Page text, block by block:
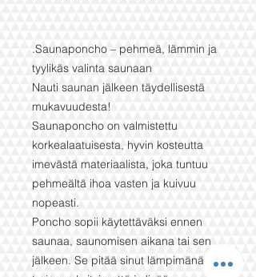
.Saunaponcho – pehmeä, lämmin ja
tyylikäs valinta saunaan
Nauti saunan jälkeen täydellisestä
mukavuudesta!
Saunaponcho on valmistettu
korkealaatuisesta, hyvin kosteutta
imevästä materiaalista, joka tuntuu
pehmeältä ihoa vasten ja kuivuu
nopeasti.
Poncho sopii käytettäväksi ennen
saunaa, saunomisen aikana tai sen
jälkeen. Se pitää sinut lämpimänä,